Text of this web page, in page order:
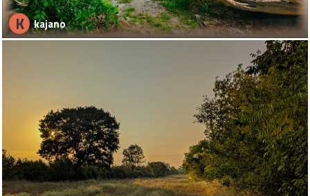
K kajano